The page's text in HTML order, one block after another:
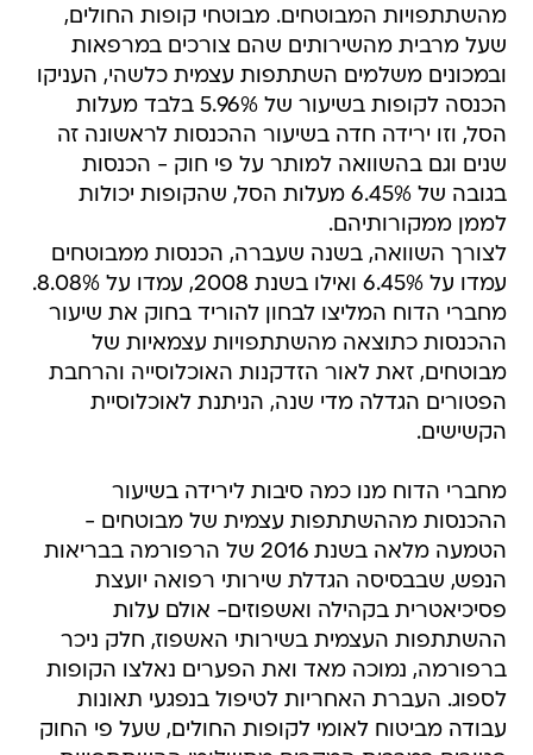
מהשתתפויות המבוטחים. מבוטחי קופות החולים,
שעל מרבית מהשירותים שהם צורכים במרפאות
ובמכונים משלמים השתתפות עצמית כלשהי, העניקו
הכנסה לקופות בשיעור של 5.96% בלבד מעלות
הסל, וזו ירידה חדה בשיעור ההכנסות לראשונה זה
שנים וגם בהשוואה למותר על פי חוק - הכנסות
בגובה של 6.45% מעלות הסל, שהקופות יכולות
לממן ממקורותיהם.
לצורך השוואה, בשנה שעברה, הכנסות ממבוטחים
עמדו על 6.45% ואילו בשנת 2008, עמדו על 8.08%.
מחברי הדוח המליצו לבחון להוריד בחוק את שיעור
ההכנסות כתוצאה מהשתתפויות עצמאיות של
מבוטחים, זאת לאור הזדקנות האוכלוסייה והרחבת
הפטורים הגדלה מדי שנה, הניתנת לאוכלוסיית
הקשישים.
מחברי הדוח מנו כמה סיבות לירידה בשיעור
ההכנסות מההשתתפות עצמית של מבוטחים -
הטמעה מלאה בשנת 2016 של הרפורמה בבריאות
הנפש, שבבסיסה הגדלת שירותי רפואה יועצת
פסיכיאטרית בקהילה ואשפוזים- אולם עלות
ההשתתפות העצמית בשירותי האשפוז, חלק ניכר
ברפורמה, נמוכה מאד ואת הפערים נאלצו הקופות
לספוג. העברת האחריות לטיפול בנפגעי תאונות
עבודה מביטוח לאומי לקופות החולים, שעל פי החוק